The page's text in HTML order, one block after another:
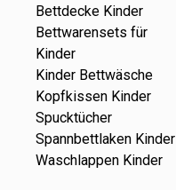
Bettdecke Kinder
Bettwarensets für
Kinder
Kinder Bettwäsche
Kopfkissen Kinder
Spucktücher
Spannbettlaken Kinder
Waschlappen Kinder